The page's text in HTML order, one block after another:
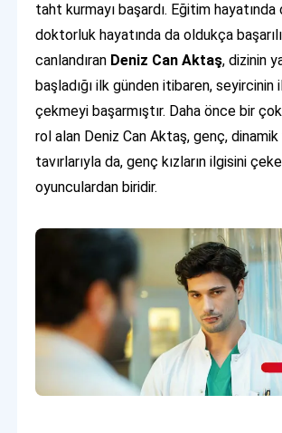
taht kurmayı başardı. Eğitim hayatında
doktorluk hayatında da oldukça
canlandıran Deniz Can Aktaş, dizinin
başladığı ilk günden itibaren, seyircinin
çekmeyi başarmıştır. Daha önce bir
rol alan Deniz Can Aktaş, genç,
tavırlarıyla da, genç kızların ilgisini
oyunculardan biridir.